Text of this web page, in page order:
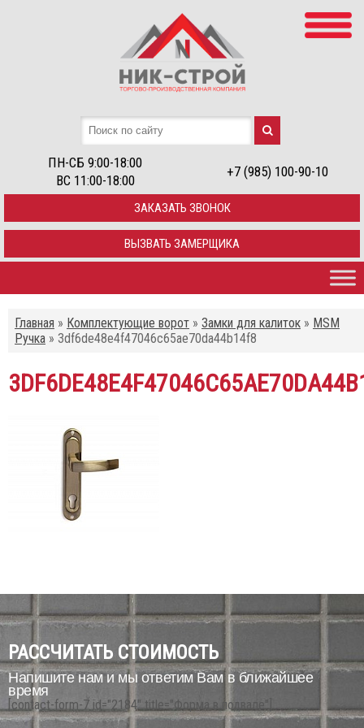
ПН-СБ 9:00-18:00
ВС 11:00-18:00
+7 (985) 100-90-10
ЗАКАЗАТЬ ЗВОНОК
ВЫЗВАТЬ ЗАМЕРЩИКА
Главная » Комплектующие ворот » Замки для калиток » MSM
Ручка » 3df6de48e4f47046c65ae70da44b14f8
РАССЧИТАТЬ СТОИМОСТЬ
Напишите нам и мы ответим Вам в ближайшее
время
[contact-form-7 id="2184" title="Форма в подвале"]